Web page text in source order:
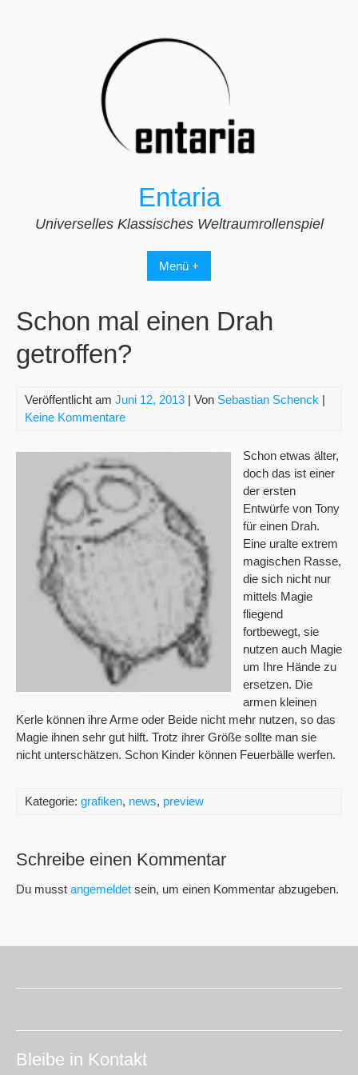
Entaria
Universelles Klassisches Weltraumrollenspiel
Menü +
Schon mal einen Drah
getroffen?
Veröffentlicht am Juni 12, 2013 | Von Sebastian Schenck |
Keine Kommentare
Schon etwas älter,
doch das ist einer
der ersten
Entwürfe von Tony
für einen Drah.
Eine uralte extrem
magischen Rasse,
die sich nicht nur
mittels Magie
fliegend
fortbewegt, sie
nutzen auch Magie
um Ihre Hände zu
ersetzen. Die
armen kleinen
Kerle können ihre Arme oder Beide nicht mehr nutzen, so das
Magie ihnen sehr gut hilft. Trotz ihrer Größe sollte man sie
nicht unterschätzen. Schon Kinder können Feuerbälle werfen.
Kategorie: grafiken, news, preview
Schreibe einen Kommentar
Du musst angemeldet sein, um einen Kommentar abzugeben.
Bleibe in Kontakt